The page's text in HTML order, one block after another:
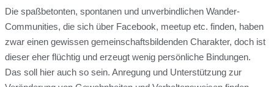
Die spaßbetonten, spontanen und unverbindlichen Wander-
Communities, die sich über Facebook, meetup etc. finden, haben
zwar einen gewissen gemeinschaftsbildenden Charakter, doch ist
dieser eher flüchtig und erzeugt wenig persönliche Bindungen.
Das soll hier auch so sein. Anregung und Unterstützung zur